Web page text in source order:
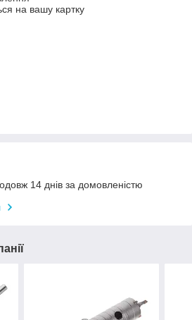
на вашу картку
14 днів за домовленістю